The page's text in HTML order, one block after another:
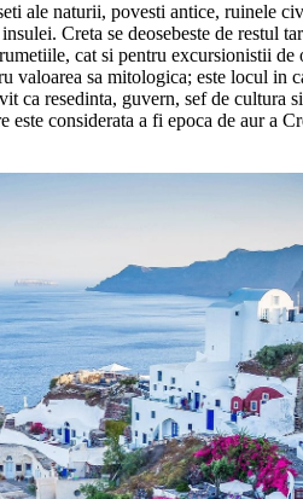
ale naturii, povesti antice, ruinele
Creta se deosebeste de restul
cat si pentru excursionistii de
valoarea sa mitologica; este locul in
ca resedinta, guvern, sef de cultura
considerata a fi epoca de aur a